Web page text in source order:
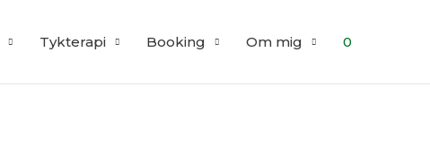
Tykterapi Booking Om mig 0